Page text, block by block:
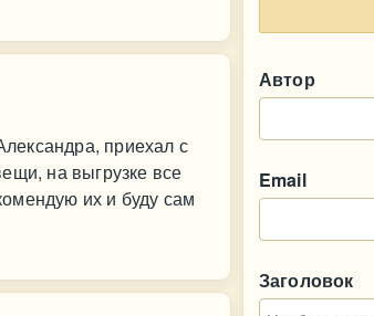
приехал с
на выгрузке все
их и буду сам
Автор
Email
Заголовок